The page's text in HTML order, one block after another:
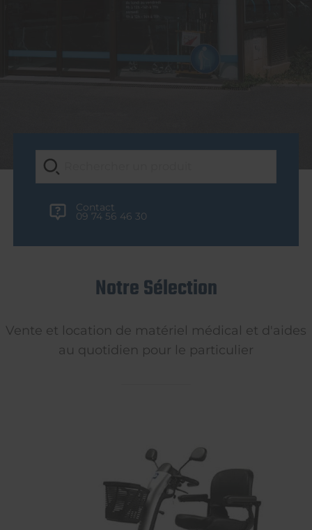
Contact
09 74 56 46 30
Notre Sélection
Vente et location de matériel médical et d'aides
au quotidien pour le particulier